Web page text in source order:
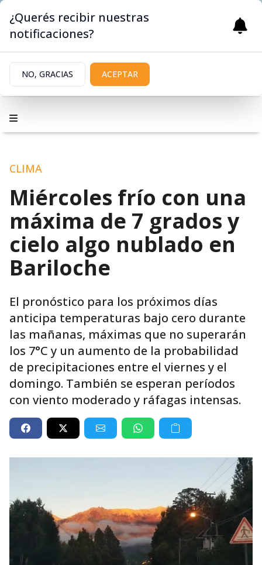
CLIMA
Miércoles frío con una
máxima de 7 grados y
cielo algo nublado en
Bariloche
El pronóstico para los próximos días
anticipa temperaturas bajo cero durante
las mañanas, máximas que no superarán
los 7°C y un aumento de la probabilidad
de precipitaciones entre el viernes y el
domingo. También se esperan períodos
con viento moderado y ráfagas intensas.
¿Querés recibir nuestras
notificaciones?
NO, GRACIAS ACEPTAR